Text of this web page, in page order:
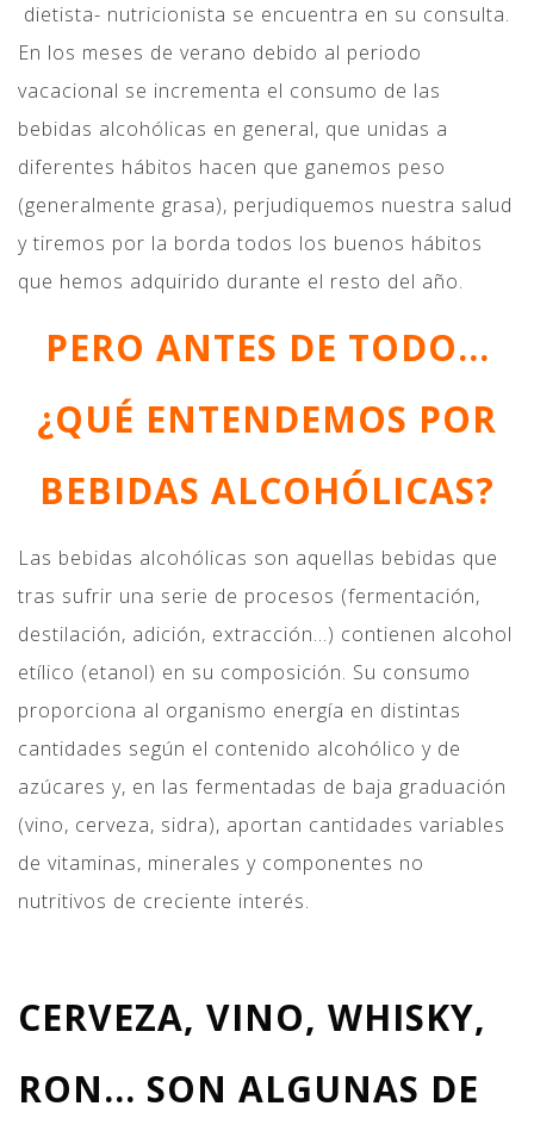
dietista- nutricionista se encuentra en su consulta.
En los meses de verano debido al periodo
vacacional se incrementa el consumo de las
bebidas alcohólicas en general, que unidas a
diferentes hábitos hacen que ganemos peso
(generalmente grasa), perjudiquemos nuestra salud
y tiremos por la borda todos los buenos hábitos
que hemos adquirido durante el resto del año.
PERO ANTES DE TODO…
¿QUÉ ENTENDEMOS POR
BEBIDAS ALCOHÓLICAS?
Las bebidas alcohólicas son aquellas bebidas que
tras sufrir una serie de procesos (fermentación,
destilación, adición, extracción…) contienen alcohol
etílico (etanol) en su composición. Su consumo
proporciona al organismo energía en distintas
cantidades según el contenido alcohólico y de
azúcares y, en las fermentadas de baja graduación
(vino, cerveza, sidra), aportan cantidades variables
de vitaminas, minerales y componentes no
nutritivos de creciente interés.
CERVEZA, VINO, WHISKY,
RON… SON ALGUNAS DE